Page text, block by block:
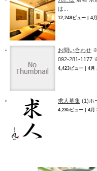
は...
12,249ビュー 4
お問い合わせ
092-281-1177
4,423ビュー 4月
求人募集 (1)ホ
4,285ビュー 4月